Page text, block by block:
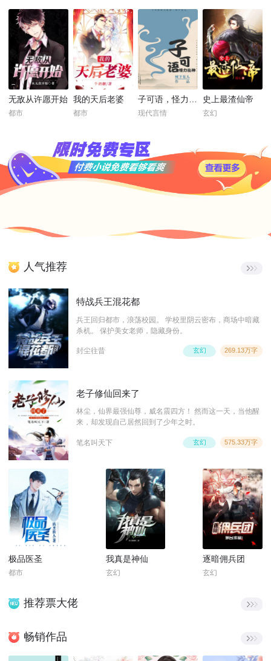
无敌从许愿开始
都市
我的天后老婆
都市 现代言情
史上最渣仙帝
玄幻
人气推荐
特战兵王混花都
兵王回归都市，浪荡校园。 学校里阴云密布，商场中暗藏
杀机。 保护美女老师，隐藏身份。
封尘往昔 269.13万字
玄幻
老子修仙回来了
林尘，仙界最强仙尊，威名震四方！ 然而这一天，当他醒
来，却发现自己居然回到了少年之时。
笔名叫天下 575.33万字
玄幻
极品医圣
都市
我真是神仙
玄幻
逐暗佣兵团
玄幻
推荐票大佬
畅销作品